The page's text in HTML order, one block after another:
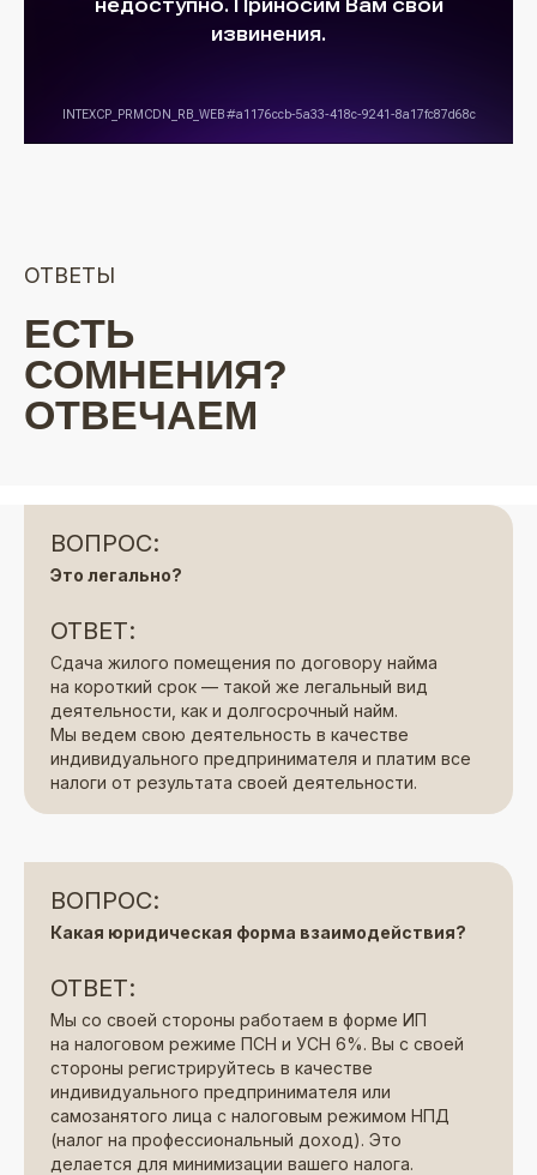
ЕСТЬ
СОМНЕНИЯ?
ОТВЕЧАЕМ
ОТВЕТЫ
ВОПРОС:
Это легально?
ОТВЕТ:
Сдача жилого помещения по договору найма
на короткий срок — такой же легальный вид
деятельности, как и долгосрочный найм.
Мы ведем свою деятельность в качестве
индивидуального предпринимателя и платим все
налоги от результата своей деятельности.
ВОПРОС:
Какая юридическая форма взаимодействия?
ОТВЕТ:
Мы со своей стороны работаем в форме ИП
на налоговом режиме ПСН и УСН 6%. Вы с своей
стороны регистрируйтесь в качестве
индивидуального предпринимателя или
самозанятого лица с налоговым режимом НПД
(налог на профессиональный доход). Это
делается для минимизации вашего налога.